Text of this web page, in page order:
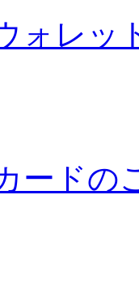
ォレッ
ードの